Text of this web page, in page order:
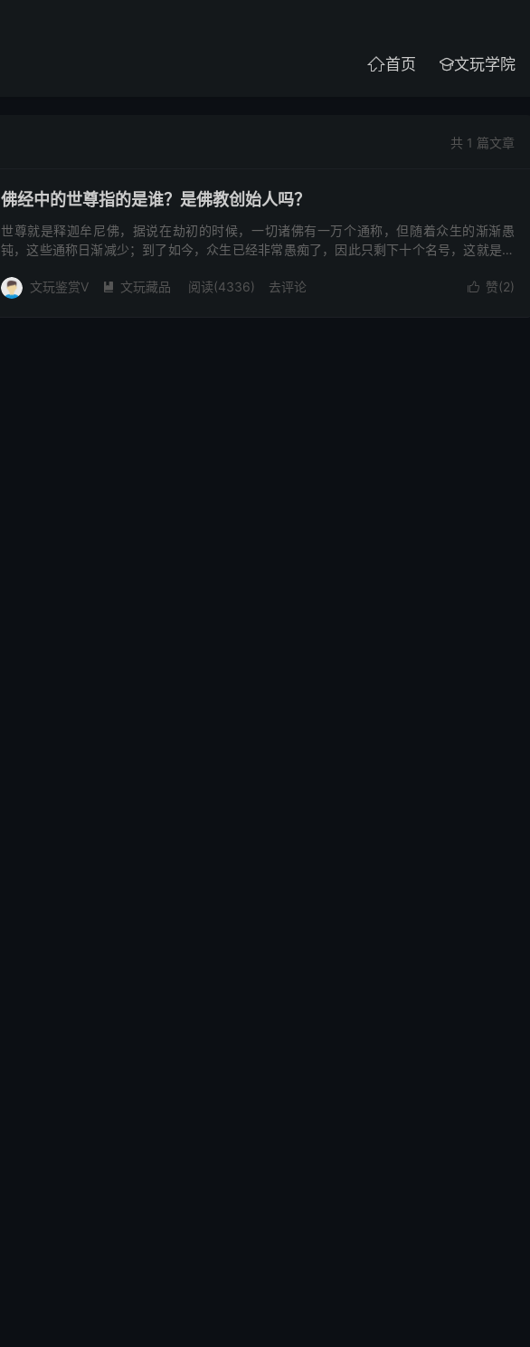
首页 文玩学院
共 1 篇文章
佛经中的世尊指的是谁？是佛教创始人吗？
世尊就是释迦牟尼佛，据说在劫初的时候，一切诸佛有一万个通称，但随着众生的渐渐愚
钝，这些通称日渐减少；到了如今，众生已经非常愚痴了，因此只剩下十个名号，这就是如
有...
 赞(2)
文玩鉴赏V  文玩藏品 阅读(4336) 去评论